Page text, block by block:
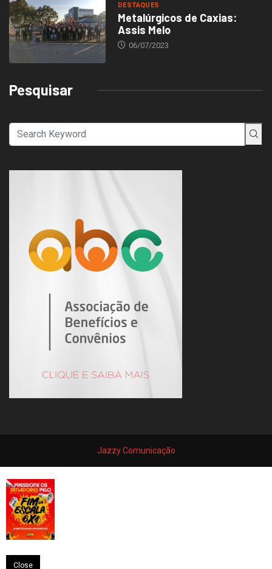
DESTAQUES
Metalúrgicos de Caxias:
Assis Melo
06/07/2023
Pesquisar
Jazzy Comunicação
Close